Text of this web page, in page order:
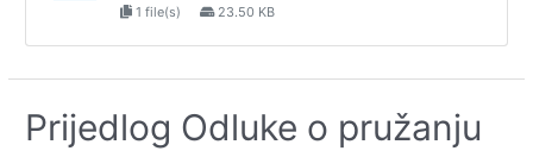
1 file(s) 23.50 KB
Prijedlog Odluke o pružanju